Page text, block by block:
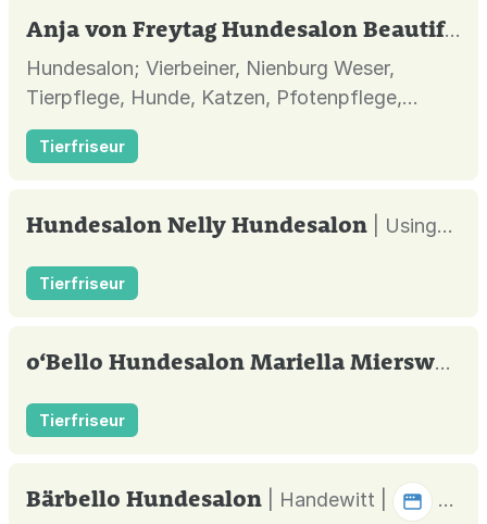
Anja von Freytag Hundesalon Beautiful Dog
Hundesalon; Vierbeiner, Nienburg Weser,
Tierpflege, Hunde, Katzen, Pfotenpflege,
Krallenpflege, Trimmen, Entwollen, Carding,
Scheren, Landkreis Nienburg/Weser,
Tierfriseur
Hundesalon Nelly Hundesalon | Usingen |
Tierfriseur
o‘Bello Hundesalon Mariella Mierswa
Tierfriseur
Bärbello Hundesalon
| Handewitt |